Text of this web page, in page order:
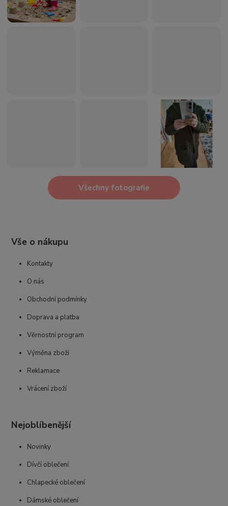
Všechny fotografie
Vše o nákupu
Kontakty
O nás
Obchodní podmínky
Doprava a platba
Věrnostní program
Výměna zboží
Reklamace
Vrácení zboží
Nejoblíbenější
Novinky
Dívčí oblečení
Chlapecké oblečení
Dámské oblečení